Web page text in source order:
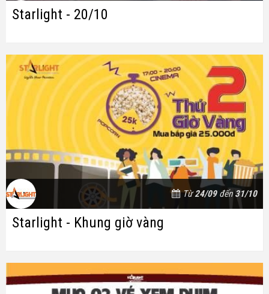
Starlight - 20/10
Từ24/09đến31/10
Starlight - Khung giờ vàng